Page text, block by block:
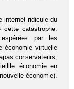
internet ridicule du
catastrophe.
par les
économie virtuelle
conservateurs,
économie en
économie).